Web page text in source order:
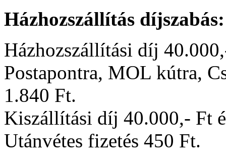
Házhozszállítás díjszabás:
Házhozszállítási díj
Postapontra, MOL kútra,
1.840 Ft.
Kiszállítási díj 40.000,- Ft
Utánvétes fizetés 450 Ft.